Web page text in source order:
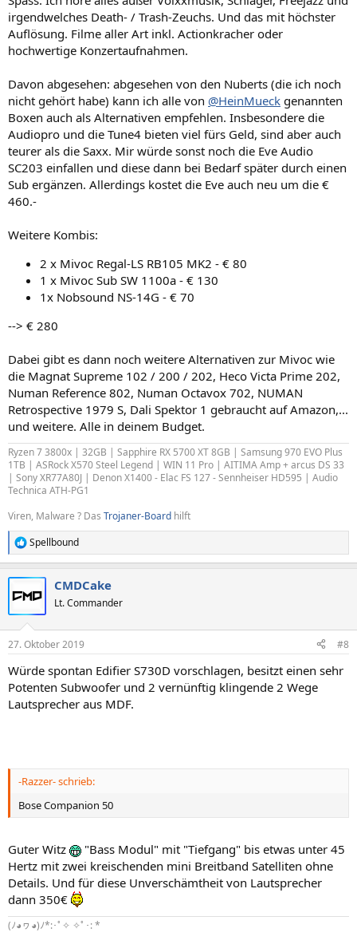
irgendwelches Death- / Trash-Zeuchs. Und das mit höchster
Auflösung. Filme aller Art inkl. Actionkracher oder
hochwertige Konzertaufnahmen.
Davon abgesehen: abgesehen von den Nuberts (die ich noch
nicht gehört habe) kann ich alle von @HeinMueck genannten
Boxen auch als Alternativen empfehlen. Insbesondere die
Audiopro und die Tune4 bieten viel fürs Geld, sind aber auch
teurer als die Saxx. Mir würde sonst noch die Eve Audio
SC203 einfallen und diese dann bei Bedarf später durch einen
Sub ergänzen. Allerdings kostet die Eve auch neu um die €
460.-
Weitere Kombis:
2 x Mivoc Regal-LS RB105 MK2 - € 80
1 x Mivoc Sub SW 1100a - € 130
1x Nobsound NS-14G - € 70
--> € 280
Dabei gibt es dann noch weitere Alternativen zur Mivoc wie
die Magnat Supreme 102 / 200 / 202, Heco Victa Prime 202,
Numan Reference 802, Numan Octavox 702, NUMAN
Retrospective 1979 S, Dali Spektor 1 gebraucht auf Amazon,...
und weitere. Alle in deinem Budget.
Ryzen 7 3800x | 32GB | Sapphire RX 5700 XT 8GB | Samsung 970 EVO Plus
1TB | ASRock X570 Steel Legend | WIN 11 Pro | AITIMA Amp + arcus DS 33
| Sony XR77A80J | Denon X1400 - Elac FS 127 - Sennheiser HD595 | Audio
Technica ATH-PG1
Viren, Malware ? Das Trojaner-Board hilft
R
e
t
i
e
:
Spellbound
CMDCake
Lt. Commander
27. Oktober 2019 #8
Würde spontan Edifier S730D vorschlagen, besitzt einen sehr
Potenten Subwoofer und 2 vernünftig klingende 2 Wege
Lautsprecher aus MDF.
-Razzer- schrieb:
Bose Companion 50
Guter Witz
"Bass Modul" mit "Tiefgang" bis etwas unter 45
Hertz mit zwei kreischenden mini Breitband Satelliten ohne
Details. Und für diese Unverschämtheit von Lautsprecher
dann 350€
(ﾉ◕ヮ◕)ﾉ*:･ﾟ✧ ✧ﾟ･: *